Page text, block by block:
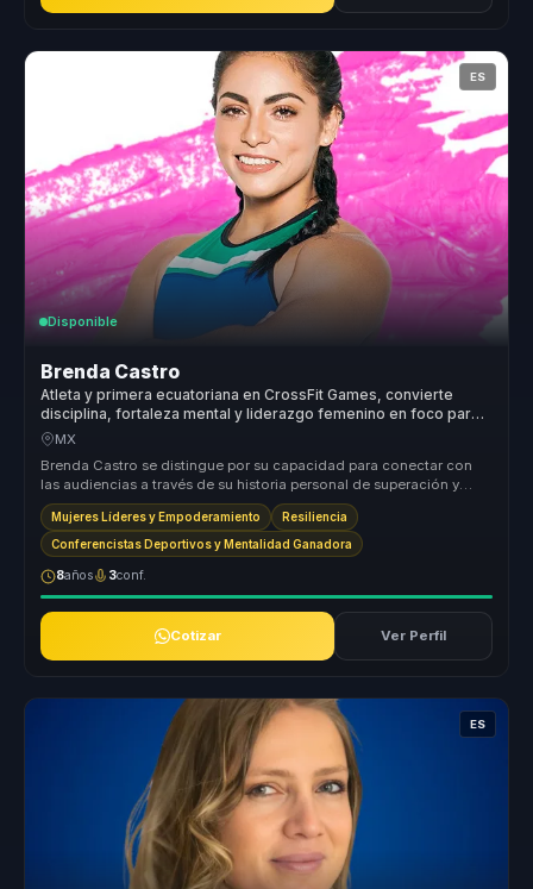
ES
Disponible
Brenda Castro
Atleta y primera ecuatoriana en CrossFit Games, convierte
disciplina, fortaleza mental y liderazgo femenino en foco para
equipos.
MX
Brenda Castro se distingue por su capacidad para conectar con
las audiencias a través de su historia personal de superación y
éxito en el...
Mujeres Líderes y Empoderamiento Resiliencia
Conferencistas Deportivos y Mentalidad Ganadora
8años 3conf.
Cotizar Ver Perfil
ES